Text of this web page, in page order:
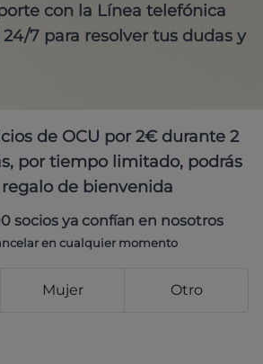
con la Línea telefónica
24/7 para resolver tus dudas y
de OCU por 2€ durante 2
por tiempo limitado, podrás
de bienvenida
socios ya confían en nosotros
en cualquier momento
Mujer Otro